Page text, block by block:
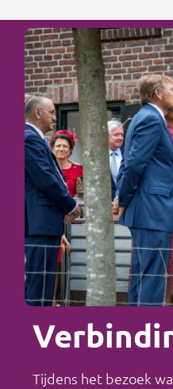
Tijdens het bezoek